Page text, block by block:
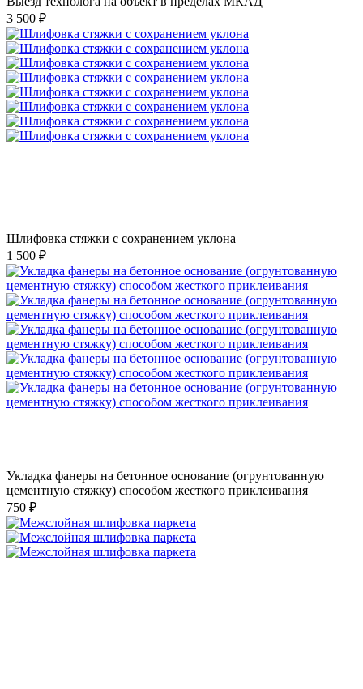
3 500 ₽
Шлифовка стяжки с сохранением уклона
1 500 ₽
Укладка фанеры на бетонное основание (огрунтованную
цементную стяжку) способом жесткого приклеивания
750 ₽